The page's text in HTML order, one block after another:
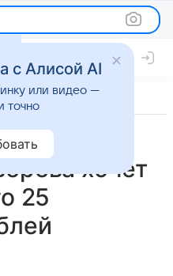
хочет
25
с Алисой AI
или видео —
точно